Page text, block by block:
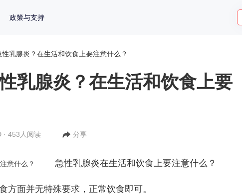
政策与支持
乳腺炎？在生活和饮食上要注意什么？
乳腺炎？在生活和饮食上要
· 453人阅读 分享
意什么？ 急性乳腺炎在生活和饮食上要注意什么？
面并无特殊要求，正常饮食即可。